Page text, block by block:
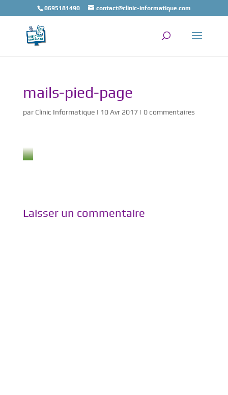
0695181490 contact@clinic-informatique.com
mails-pied-page
par Clinic Informatique| 10 Avr 2017| 0 commentaires
Laisser un commentaire